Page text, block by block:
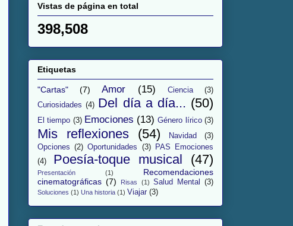
Vistas de página en total
398,508
Etiquetas
"Cartas" (7) Amor (15) Ciencia
(3)
Curiosidades (4) Del día a día... (50)
El tiempo (3) Emociones (13) Género lírico (3)
Mis reflexiones (54) Navidad
(3)
Opciones (2) Oportunidades (3)
PAS Emociones
(4)
Poesía-toque musical (47)
Presentación (1)
Recomendaciones
cinematográficas (7) Risas (1) Salud Mental (3)
Soluciones (1) Una historia (1) Viajar (3)